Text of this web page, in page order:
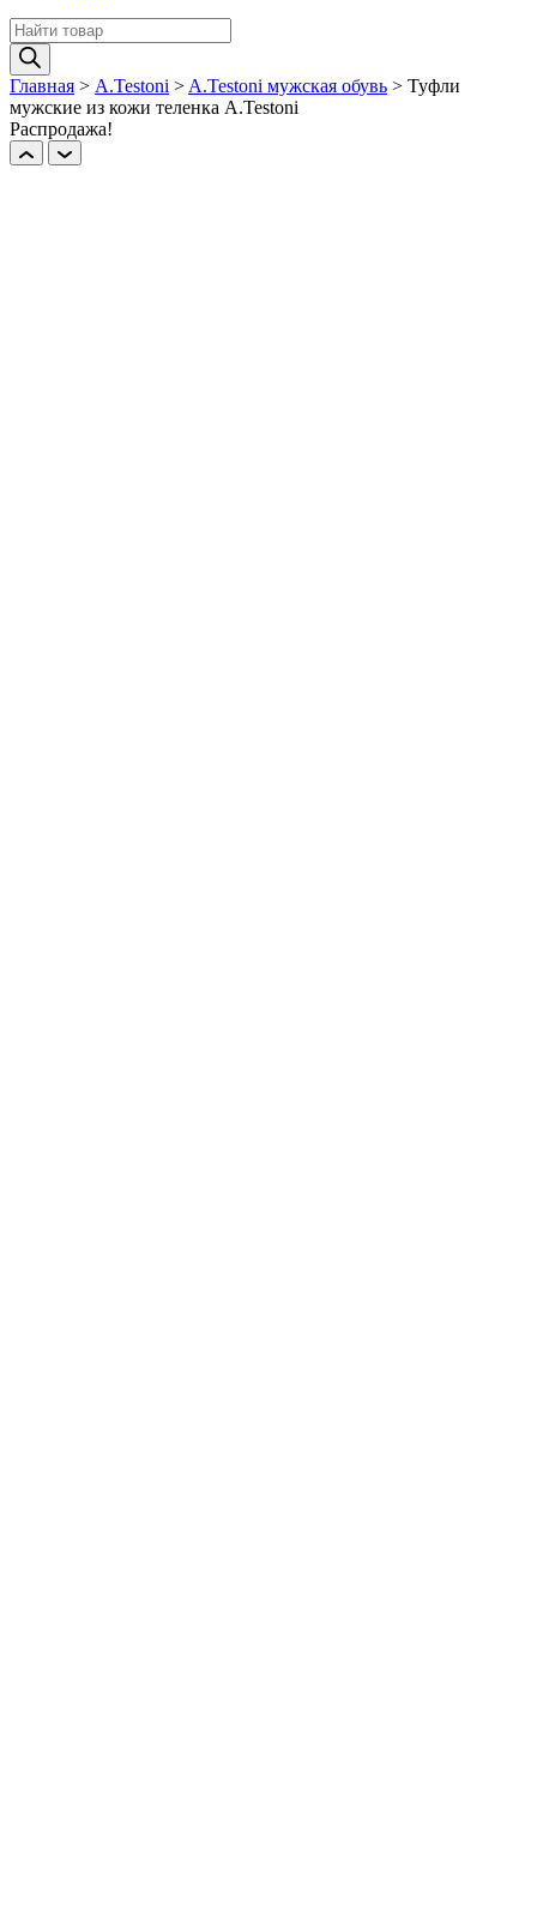
Поиск
товаров
Главная > A.Testoni > A.Testoni мужская обувь > Туфли
мужские из кожи теленка A.Testoni
Распродажа!